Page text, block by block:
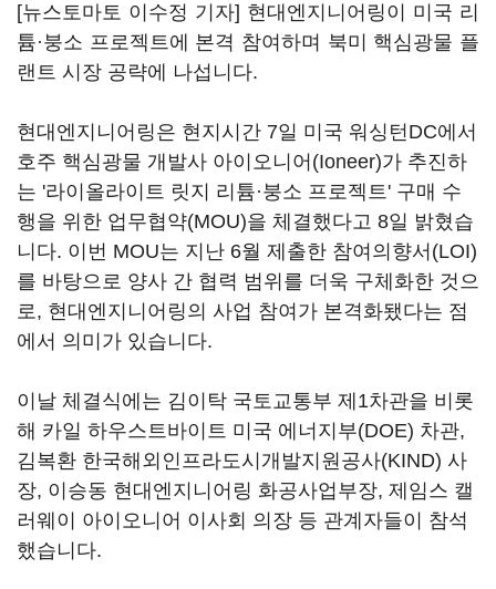
[뉴스토마토 이수정 기자] 현대엔지니어링이 미국 리
튬·붕소 프로젝트에 본격 참여하며 북미 핵심광물 플
랜트 시장 공략에 나섭니다.
현대엔지니어링은 현지시간 7일 미국 워싱턴DC에서
호주 핵심광물 개발사 아이오니어(Ioneer)가 추진하
는 '라이올라이트 릿지 리튬·붕소 프로젝트' 구매 수
행을 위한 업무협약(MOU)을 체결했다고 8일 밝혔습
니다. 이번 MOU는 지난 6월 제출한 참여의향서(LOI)
를 바탕으로 양사 간 협력 범위를 더욱 구체화한 것으
로, 현대엔지니어링의 사업 참여가 본격화됐다는 점
에서 의미가 있습니다.
이날 체결식에는 김이탁 국토교통부 제1차관을 비롯
해 카일 하우스트바이트 미국 에너지부(DOE) 차관,
김복환 한국해외인프라도시개발지원공사(KIND) 사
장, 이승동 현대엔지니어링 화공사업부장, 제임스 캘
러웨이 아이오니어 이사회 의장 등 관계자들이 참석
했습니다.